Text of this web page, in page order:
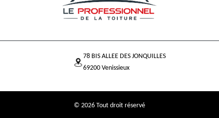
78 BIS ALLEE DES JONQUILLES
69200 Venissieux
© 2026 Tout droit réservé